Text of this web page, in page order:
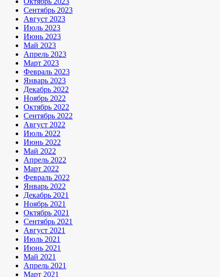
Сентябрь 2023
Август 2023
Июль 2023
Июнь 2023
Май 2023
Апрель 2023
Март 2023
Февраль 2023
Январь 2023
Декабрь 2022
Ноябрь 2022
Октябрь 2022
Сентябрь 2022
Август 2022
Июль 2022
Июнь 2022
Май 2022
Апрель 2022
Март 2022
Февраль 2022
Январь 2022
Декабрь 2021
Ноябрь 2021
Октябрь 2021
Сентябрь 2021
Август 2021
Июль 2021
Июнь 2021
Май 2021
Апрель 2021
Март 2021